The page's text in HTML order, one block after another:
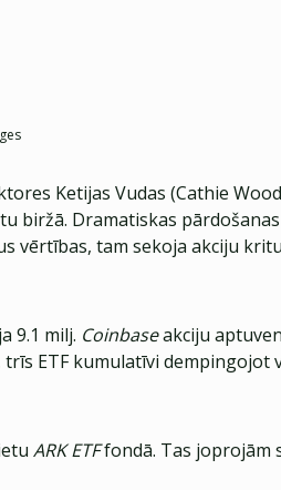
Ketijas Vudas (Cathie
biržā. Dramatiskas
vērtības, tam sekoja akciju
9.1 milj. Coinbaseakciju
ETF kumulatīvi dempingojot
ARK ETFfondā. Tas joprojām